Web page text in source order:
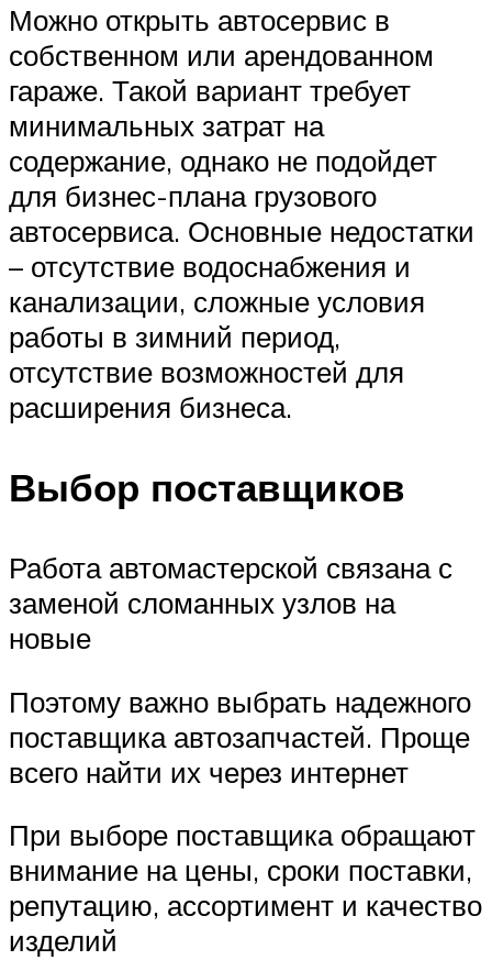
Можно открыть автосервис в
собственном или арендованном
гараже. Такой вариант требует
минимальных затрат на
содержание, однако не подойдет
для бизнес-плана грузового
автосервиса. Основные недостатки
– отсутствие водоснабжения и
канализации, сложные условия
работы в зимний период,
отсутствие возможностей для
расширения бизнеса.
Выбор поставщиков
Работа автомастерской связана с
заменой сломанных узлов на
новые
Поэтому важно выбрать надежного
поставщика автозапчастей. Проще
всего найти их через интернет
При выборе поставщика обращают
внимание на цены, сроки поставки,
репутацию, ассортимент и качество
изделий